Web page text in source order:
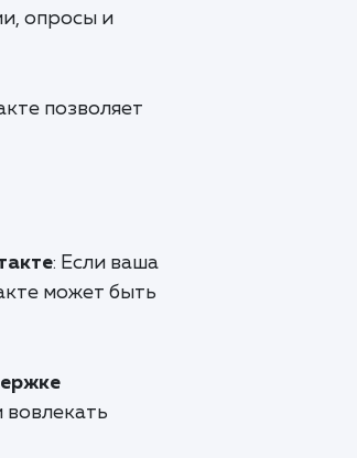
опросы и
позволяет
: Если ваша
может быть
вовлекать